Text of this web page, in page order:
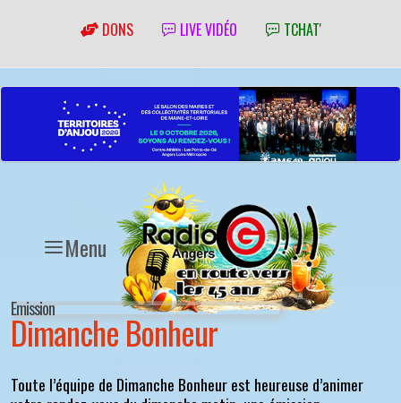
DONS LIVE VIDÉO TCHAT'
Menu
Emission
Dimanche Bonheur
Toute l’équipe de Dimanche Bonheur est heureuse d’animer